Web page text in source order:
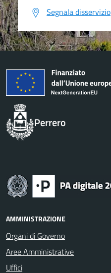
Segnala disservizio
Perrero
AMMINISTRAZIONE
Organi di Governo
Aree Amministrative
Uffici